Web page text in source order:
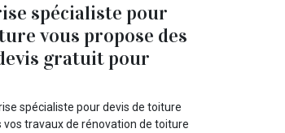
spécialiste pour
vous propose des
gratuit pour
spécialiste pour devis de toiture
travaux de rénovation de toiture